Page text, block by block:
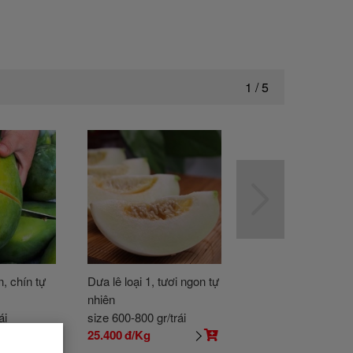
1 /5
chín tự
Dưa lê loại 1, tươi ngon tự
nhiên
size 600-800 gr/trái
25.400đ/Kg